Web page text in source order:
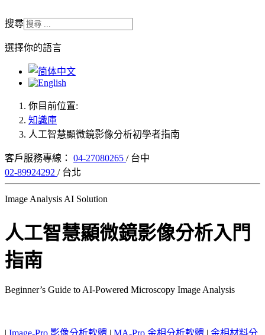
搜尋
選擇你的語言
你目前位置:
知識庫
人工智慧顯微鏡影像分析初學者指南
客戶服務專線： 04-27080265 / 台中
02-89924292 / 台北
Image Analysis AI Solution
人工智慧顯微鏡影像分析入門
指南
Beginner’s Guide to AI-Powered Microscopy Image Analysis